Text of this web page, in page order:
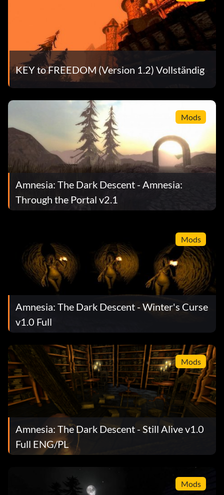
KEY to FREEDOM (Version 1.2) Vollständig
Mods
Amnesia: The Dark Descent - Amnesia:
Through the Portal v2.1
Mods
Amnesia: The Dark Descent - Winter's Curse
v1.0 Full
Mods
Amnesia: The Dark Descent - Still Alive v1.0
Full ENG/PL
Mods